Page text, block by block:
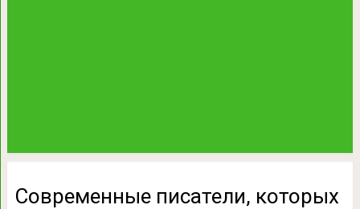
Современные писатели, которых